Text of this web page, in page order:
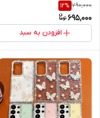
جواهرنشان با مروارید طرح
پروانه (نقد و اقساط) iphone 16
790,000
12%
695,000
افزودن به سبد